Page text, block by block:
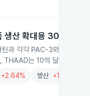
산 확대용 30억 달러
틴과 각각 PAC-3와 THAAD
는 10억 달러로 구성
+2.64% 방산 +1.46%